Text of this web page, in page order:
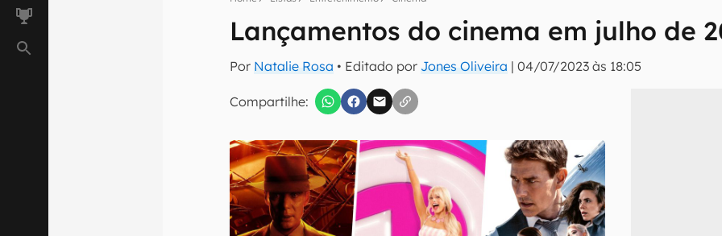
Lançamentos do cinema em julho de
Por Natalie Rosa • Editado por Jones Oliveira |04/07/2023 às 18:05
Compartilhe:
Assine a newsletter do Canaltech e receba notícias e reviews sobre tecnologia
inscreva-se